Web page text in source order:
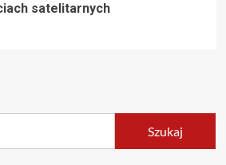
satelitarnych
Szukaj